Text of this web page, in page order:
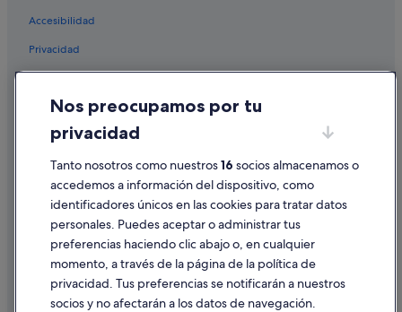
Accesibilidad
Privacidad
Condiciones de uso
Información legal/contacto
Pautas sobre el contenido y cómo denunciar contenido
Ayuda
Cancelar un vuelo
Cancelar una reserva de hotel o de un alquiler vacacional
Nos preocupamos por tu
privacidad
Tanto nosotros como nuestros16 socios almacenamos o
accedemos a información del dispositivo, como
identificadores únicos en las cookies para tratar datos
personales. Puedes aceptar o administrar tus
preferencias haciendo clic abajo o, en cualquier
momento, a través de la página de la política de
privacidad. Tus preferencias se notificarán a nuestros
socios y no afectarán a los datos de navegación.